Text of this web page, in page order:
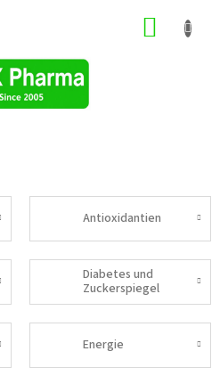
Antioxidantien
Diabetes und
Zuckerspiegel
Energie